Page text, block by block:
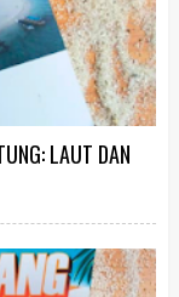
LAUT DAN